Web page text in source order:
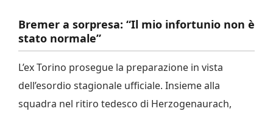
Bremer a sorpresa: “Il mio infortunio non è
stato normale”
L’ex Torino prosegue la preparazione in vista
dell’esordio stagionale ufficiale. Insieme alla
squadra nel ritiro tedesco di Herzogenaurach,